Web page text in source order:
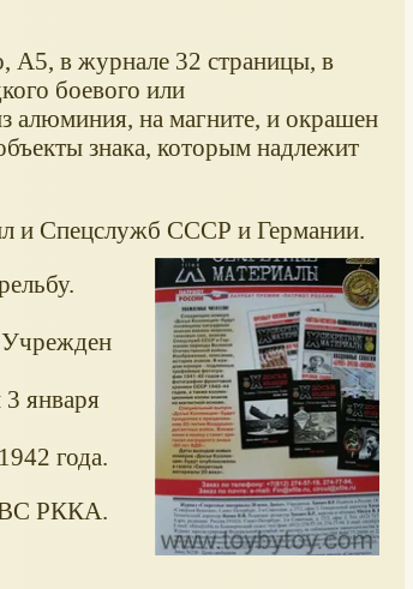
А5, в журнале 32 страницы, в
боевого или
алюминия, на магните, и окрашен
знака, которым надлежит
и Спецслужб СССР и Германии.
января
года.
РККА.